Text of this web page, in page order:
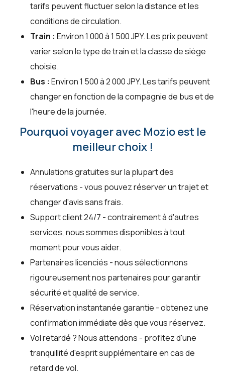
tarifs peuvent fluctuer selon la distance et les
conditions de circulation.
Train : Environ 1 000 à 1 500 JPY. Les prix peuvent
varier selon le type de train et la classe de siège
choisie.
Bus : Environ 1 500 à 2 000 JPY. Les tarifs peuvent
changer en fonction de la compagnie de bus et de
l'heure de la journée.
Pourquoi voyager avec Mozio est le
meilleur choix !
Annulations gratuites sur la plupart des
réservations - vous pouvez réserver un trajet et
changer d'avis sans frais.
Support client 24/7 - contrairement à d'autres
services, nous sommes disponibles à tout
moment pour vous aider.
Partenaires licenciés - nous sélectionnons
rigoureusement nos partenaires pour garantir
sécurité et qualité de service.
Réservation instantanée garantie - obtenez une
confirmation immédiate dès que vous réservez.
Vol retardé ? Nous attendons - profitez d'une
tranquillité d'esprit supplémentaire en cas de
retard de vol.